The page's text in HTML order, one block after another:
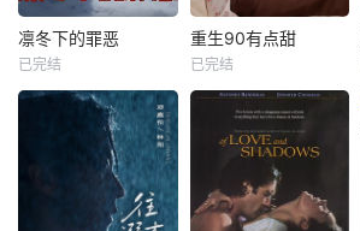
凛冬下的罪恶
已完结
重生90有点甜
已完结